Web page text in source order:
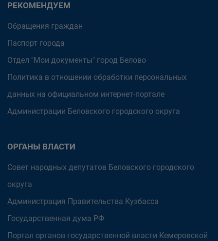
РЕКОМЕНДУЕМ
Обращения граждан
Паспорт города
Отдел "Мои документы" город Белово
Политика в отношении обработки персональных
данных на официальном интернет-портале
Администрации Беловского городского округа
ОРГАНЫ ВЛАСТИ
Совет народных депутатов Беловского городского
округа
Администрация Правительства Кузбасса
Государственная дума РФ
Портал органов государственной власти Кемеровской